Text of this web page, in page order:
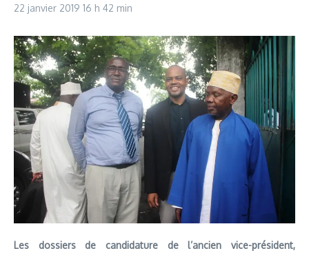
22 janvier 2019 16 h 42 min
Les dossiers de candidature de l’ancien vice-président,